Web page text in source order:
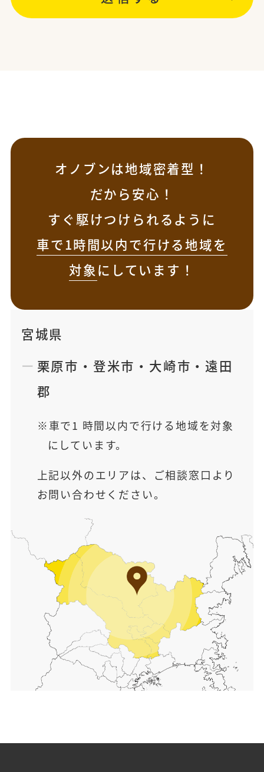
オノブンは地域密着型！
だから安心！
すぐ駆けつけられるように
車で1時間以内で行ける地域を
対象にしています！
宮城県
栗原市 ・ 登米市 ・ 大崎市 ・ 遠田
郡
車で1 時間以内で行ける地域を対象
にしています。
上記以外のエリアは、ご相談窓口より
お問い合わせください。